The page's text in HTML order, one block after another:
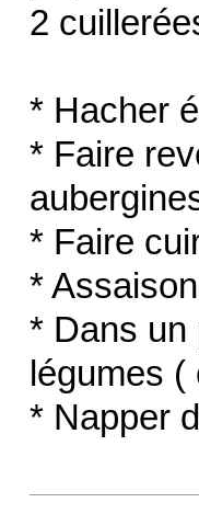
2
* Hacher
* Faire
* Faire
*
* Dans un
légumes
* Napper